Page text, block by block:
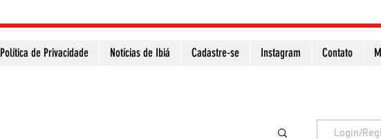
Política de Privacidade Notícias de Ibiá Cadastre-se Instagram Contato
Login/